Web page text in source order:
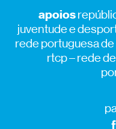
apoios
juventude e
rede portuguesa
rtcp – rede